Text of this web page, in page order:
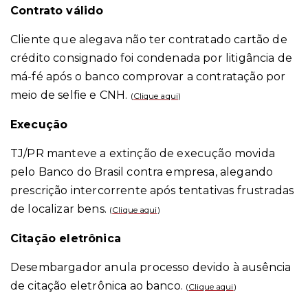
Contrato válido
Cliente que alegava não ter contratado cartão de
crédito consignado foi condenada por litigância de
má-fé após o banco comprovar a contratação por
meio de selfie e CNH. (Clique aqui)
Execução
TJ/PR manteve a extinção de execução movida
pelo Banco do Brasil contra empresa, alegando
prescrição intercorrente após tentativas frustradas
de localizar bens. (Clique aqui )
Citação eletrônica
Desembargador anula processo devido à ausência
de citação eletrônica ao banco. (Clique aqui )